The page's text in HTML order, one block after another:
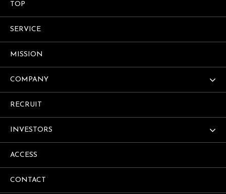
TOP
SERVICE
MISSION
COMPANY
RECRUIT
INVESTORS
ACCESS
CONTACT